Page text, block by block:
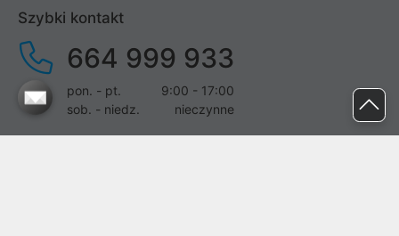
Szybki kontakt
664 999 933
pon. - pt.
9:00 - 17:00
sob. - niedz.
nieczynne